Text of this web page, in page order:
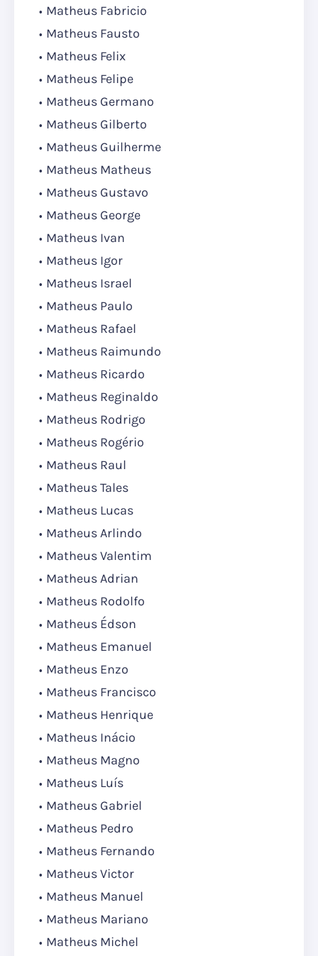
Matheus Fabricio
Matheus Fausto
Matheus Felix
Matheus Felipe
Matheus Germano
Matheus Gilberto
Matheus Guilherme
Matheus Matheus
Matheus Gustavo
Matheus George
Matheus Ivan
Matheus Igor
Matheus Israel
Matheus Paulo
Matheus Rafael
Matheus Raimundo
Matheus Ricardo
Matheus Reginaldo
Matheus Rodrigo
Matheus Rogério
Matheus Raul
Matheus Tales
Matheus Lucas
Matheus Arlindo
Matheus Valentim
Matheus Adrian
Matheus Rodolfo
Matheus Édson
Matheus Emanuel
Matheus Enzo
Matheus Francisco
Matheus Henrique
Matheus Inácio
Matheus Magno
Matheus Luís
Matheus Gabriel
Matheus Pedro
Matheus Fernando
Matheus Victor
Matheus Manuel
Matheus Mariano
Matheus Michel